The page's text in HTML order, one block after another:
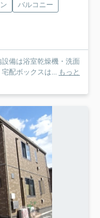
バルコニー
備は浴室乾燥機・洗面
配ボックスは... もっと